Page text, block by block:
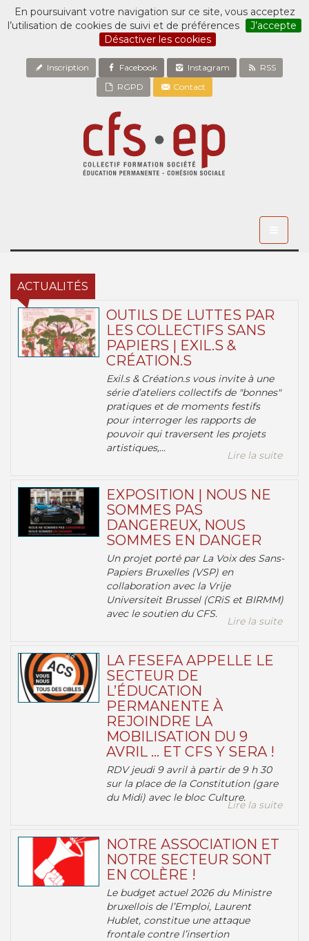
En poursuivant votre navigation sur ce site, vous acceptez
l’utilisation de cookies de suivi et de préférences
J’accepte
Désactiver les cookies
Inscription Facebook Instagram
RSS
RGPD
Contact
ACTUALITÉS
OUTILS DE LUTTES PAR
LES COLLECTIFS SANS
PAPIERS | EXIL.S &
CRÉATION.S
Exil.s & Création.s vous invite à une
série d’ateliers collectifs de "bonnes"
pratiques et de moments festifs
pour interroger les rapports de
pouvoir qui traversent les projets
artistiques,...
Lire la suite
EXPOSITION | NOUS NE
SOMMES PAS
DANGEREUX, NOUS
SOMMES EN DANGER
Un projet porté par La Voix des Sans-
Papiers Bruxelles (VSP) en
collaboration avec la Vrije
Universiteit Brussel (CRiS et BIRMM)
avec le soutien du CFS.
Lire la suite
LA FESEFA APPELLE LE
SECTEUR DE
L’ÉDUCATION
PERMANENTE À
REJOINDRE LA
MOBILISATION DU 9
AVRIL … ET CFS Y SERA !
RDV jeudi 9 avril à partir de 9 h 30
sur la place de la Constitution (gare
du Midi) avec le bloc Culture.
Lire la suite
NOTRE ASSOCIATION ET
NOTRE SECTEUR SONT
EN COLÈRE !
Le budget actuel 2026 du Ministre
bruxellois de l’Emploi, Laurent
Hublet, constitue une attaque
frontale contre l’insertion